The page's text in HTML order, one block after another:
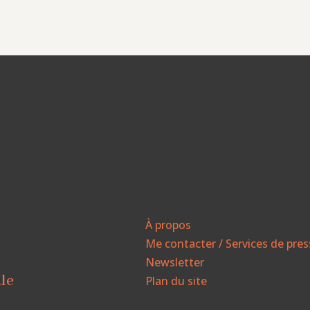
À propos
Me contacter / Services de
Newsletter
Plan du site